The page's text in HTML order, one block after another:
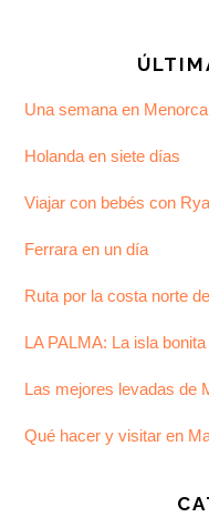
Una semana en
Holanda en siete días
Viajar con bebés con
Ferrara en un día
Ruta por la costa norte
LA PALMA: La isla
Las mejores levadas de
Qué hacer y visitar en